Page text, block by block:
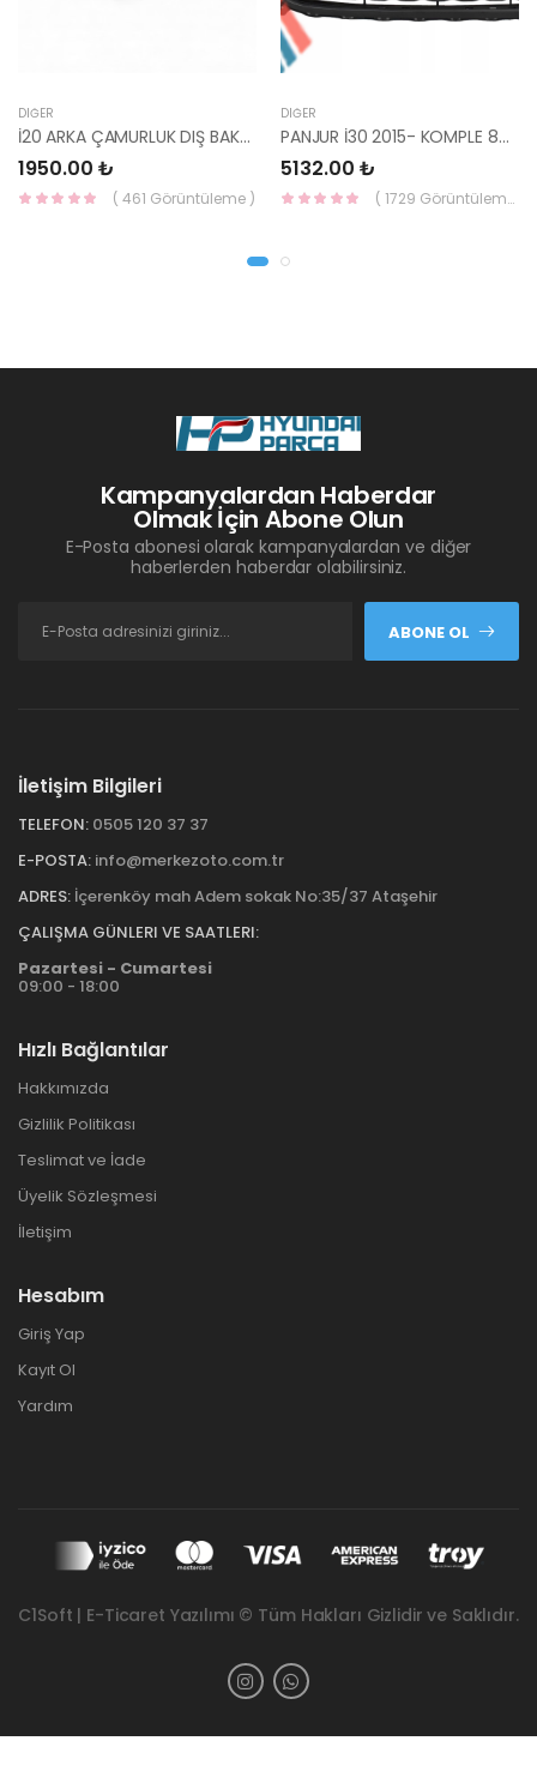
DIĞER
İ20 ARKA ÇAMURLUK DIŞ BAKALİTİ SOL 2015- ( PARLAK SİYAH ) 87360-C8000-YS
1950.00 ₺
( 461 Görüntüleme )
DIĞER
PANJUR İ30 2015- KOMPLE 86350-A6800-YS
5132.00 ₺
( 1729 Görüntüleme )
Kampanyalardan Haberdar
Olmak İçin Abone Olun
E-Posta abonesi olarak kampanyalardan ve diğer
haberlerden haberdar olabilirsiniz.
ABONE OL
İletişim Bilgileri
TELEFON: 0505 120 37 37
E-POSTA: info@merkezoto.com.tr
ADRES: İçerenköy mah Adem sokak No:35/37 Ataşehir
ÇALIŞMA GÜNLERI VE SAATLERI:
Pazartesi - Cumartesi
09:00 - 18:00
Hızlı Bağlantılar
Hakkımızda
Gizlilik Politikası
Teslimat ve İade
Üyelik Sözleşmesi
İletişim
Hesabım
Giriş Yap
Kayıt Ol
Yardım
C1Soft | E-Ticaret Yazılımı © Tüm Hakları Gizlidir ve Saklıdır.